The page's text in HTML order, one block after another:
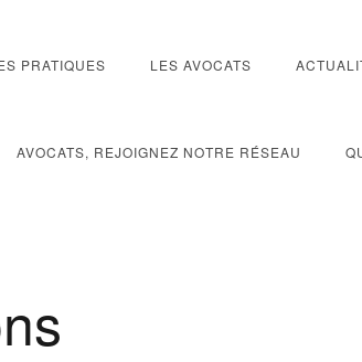
PRATIQUES LES AVOCATS
AVOCATS, REJOIGNEZ NOTRE RÉSEAU